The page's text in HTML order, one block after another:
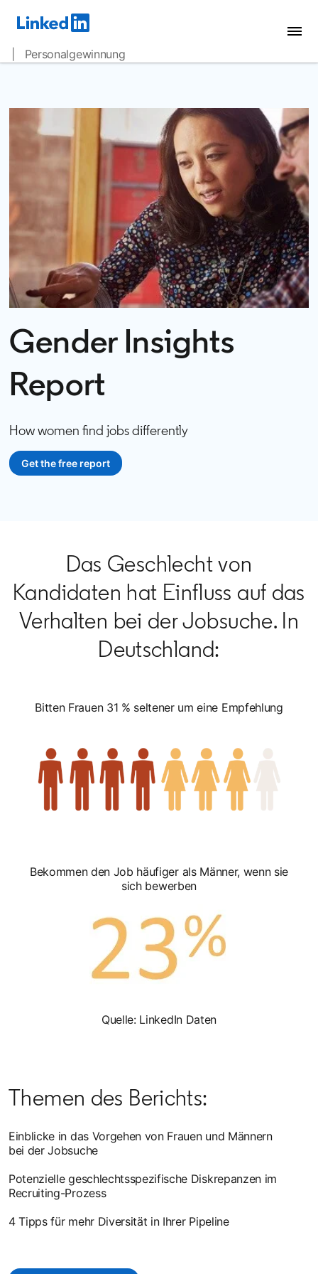
| Personalgewinnung
Gender Insights
Report
How women find jobs differently
Get the free report
Das Geschlecht von
Kandidaten hat Einfluss auf das
Verhalten bei der Jobsuche. In
Deutschland:
Bitten Frauen 31 % seltener um eine Empfehlung
Bekommen den Job häufiger als Männer, wenn sie
sich bewerben
Quelle: LinkedIn Daten
Themen des Berichts:
Einblicke in das Vorgehen von Frauen und Männern
bei der Jobsuche
Potenzielle geschlechtsspezifische Diskrepanzen im
Recruiting-Prozess
4 Tipps für mehr Diversität in Ihrer Pipeline